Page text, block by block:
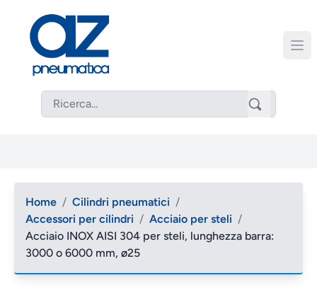
Home / Cilindri pneumatici /
Accessori per cilindri / Acciaio per steli /
Acciaio INOX AISI 304 per steli, lunghezza barra:
3000 o 6000 mm, ø25